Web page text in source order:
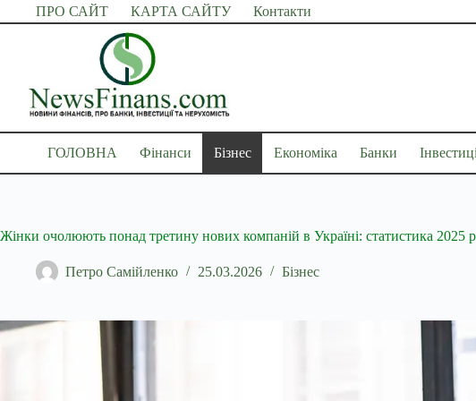
Перейти
до
ПРО САЙТ КАРТА САЙТУ Контакти
ГОЛОВНА Фінанси Бізнес Економіка Банки
Жінки очолюють понад третину нових компаній в Україні: статистика 2025
Петро Самійленко 25.03.2026 Бізнес